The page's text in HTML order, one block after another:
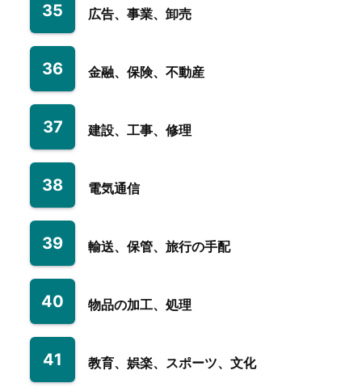
35 広告、事業、卸売
36 金融、保険、不動産
37 建設、工事、修理
38 電気通信
39 輸送、保管、旅行の手配
40 物品の加工、処理
41 教育、娯楽、スポーツ、文化